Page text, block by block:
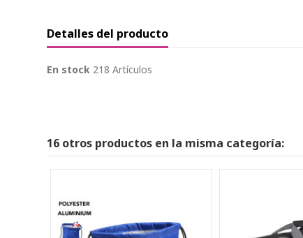
Detalles del producto
En stock 218 Artículos
16 otros productos en la misma categoría: